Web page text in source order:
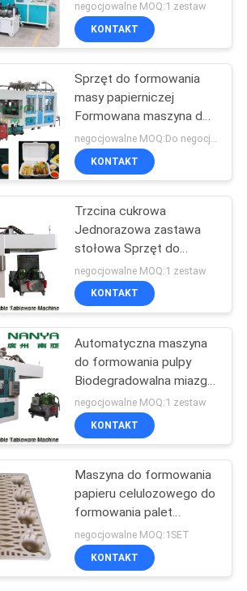
kubków papierowych /
naczyń
negocjowalne MOQ:1 zestaw
KONTAKT
Sprzęt do formowania
masy papierniczej
Formowana maszyna do
pakowania pudełek z
włókna szklanego
KONTAKT
Trzcina cukrowa
Jednorazowa zastawa
stołowa Sprzęt do
formowania pulpy ze
sterownikiem PLC +
ekran dotykowy + Simens
negocjowalne MOQ:1 zestaw
KONTAKT
Automatyczna maszyna
do formowania pulpy
Biodegradowalna miazga
/ Maszyna do produkcji
płyt
negocjowalne MOQ:1 zestaw
KONTAKT
Maszyna do formowania
papieru celulozowego do
formowania palet
papierowych
negocjowalne MOQ:1SET
KONTAKT